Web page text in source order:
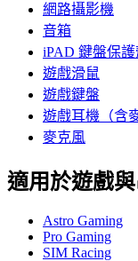
網路攝影機
音箱
iPAD 鍵盤保護
遊戲滑鼠
遊戲鍵盤
遊戲耳機（含
麥克風
適用於遊戲
Astro Gaming
Pro Gaming
SIM Racing